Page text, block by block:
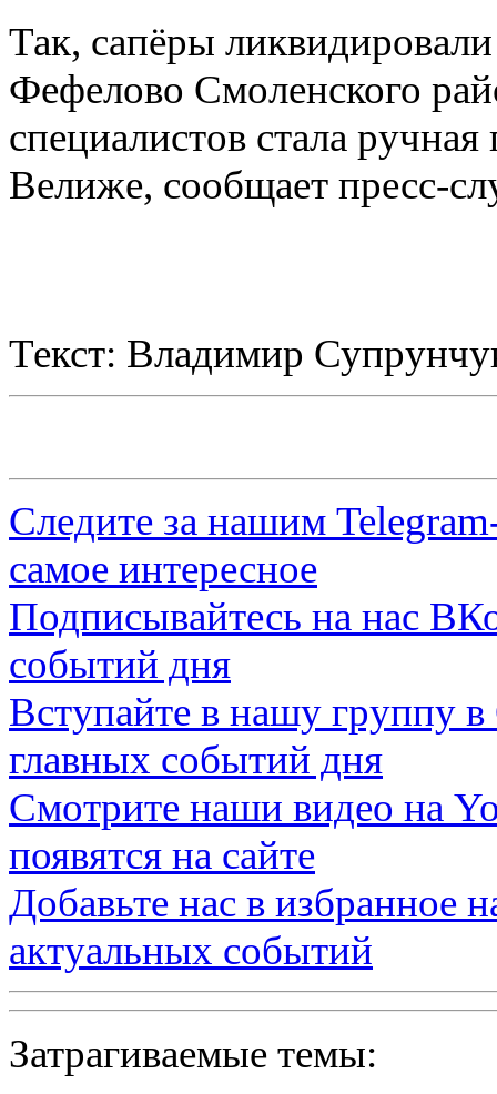
Так, сапёры
Фефелово Смоленского
специалистов стала
Велиже, сообщает пресс-
Текст: Владимир
Следите за нашим
самое интересное
Подписывайтесь на нас
событий дня
Вступайте в нашу группу в
главных событий дня
Смотрите наши видео на
появятся на сайте
Добавьте нас в избранное
актуальных событий
Затрагиваемые темы: